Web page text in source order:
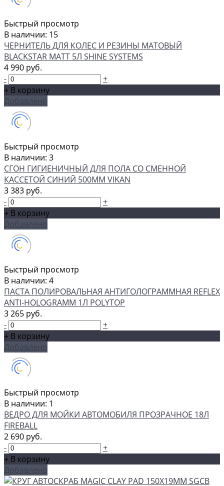
Быстрый просмотр
В наличии: 15
ЧЕРНИТЕЛЬ ДЛЯ КОЛЕС И РЕЗИНЫ МАТОВЫЙ
BLACKSTAR MATT 5Л SHINE SYSTEMS
4 990 руб.
-
+
+ В корзину
Добавлено
Быстрый просмотр
В наличии: 3
СГОН ГИГИЕНИЧНЫЙ ДЛЯ ПОЛА СО СМЕННОЙ
КАССЕТОЙ СИНИЙ 500ММ VIKAN
3 383 руб.
-
+
+ В корзину
Добавлено
Быстрый просмотр
В наличии: 4
ПАСТА ПОЛИРОВАЛЬНАЯ АНТИГОЛОГРАММНАЯ REFLEX
ANTI-HOLOGRAMM 1Л POLYTOP
3 265 руб.
-
+
+ В корзину
Добавлено
Быстрый просмотр
В наличии: 1
ВЕДРО ДЛЯ МОЙКИ АВТОМОБИЛЯ ПРОЗРАЧНОЕ 18Л
FIREBALL
2 690 руб.
-
+
+ В корзину
Добавлено